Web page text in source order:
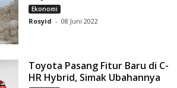
Ekonomi
Rosyid - 08 Juni 2022
Toyota Pasang Fitur Baru di C-
HR Hybrid, Simak Ubahannya